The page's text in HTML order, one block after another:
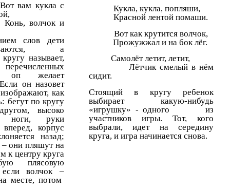
кукла с
и
слов дети
а
называет,
оп желает
он назовет
как
бегут по кругу
высоко
ноги, руки
вперед, корпус
назад;
– они пляшут на
к центру круга
плясовую
волчок –
месте, потом
Кукла, кукла, попляши,
Красной лентой помаши.
Вот как крутится волчок,
Прожужжал и на бок лёг.
Самолёт летит, летит,
Лётчик смелый в нём
сидит.
Стоящий в кругу ребенок
выбирает какую-нибудь
«игрушку» - одного из
участников игры. Тот, кого
выбрали, идет на середину
круга, и игра начинается снова.